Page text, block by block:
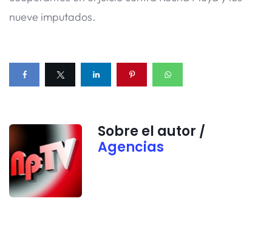
nueve imputados.
Sobre el autor /
Agencias